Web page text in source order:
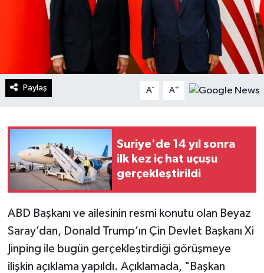
Paylaş A- A+
Suriye'de 14 yıl sonra
ilk kez iç hat uçuşu
gerçekleştirildi
ABD Başkanı ve ailesinin resmi konutu olan Beyaz
Saray’dan, Donald Trump’ın Çin Devlet Başkanı Xi
Jinping ile bugün gerçekleştirdiği görüşmeye
ilişkin açıklama yapıldı. Açıklamada, "Başkan